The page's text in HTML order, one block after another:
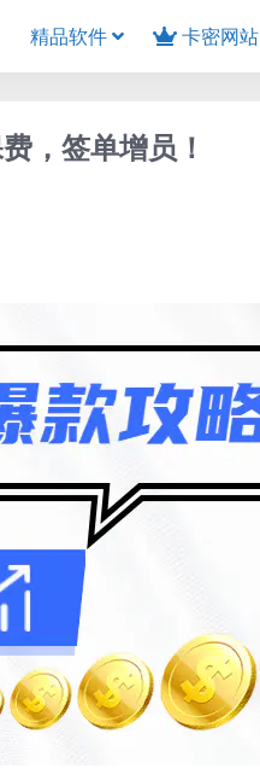
精品软件 卡密网站
，签单增员！